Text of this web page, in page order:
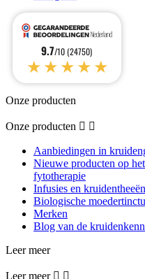
9.7/10 (24750)
★★★★★
Onze producten
Onze producten  
Aanbiedingen in
Nieuwe producten op
fytotherapie
Infusies en
Biologische
Merken
Blog van de
Leer meer
Leer meer  